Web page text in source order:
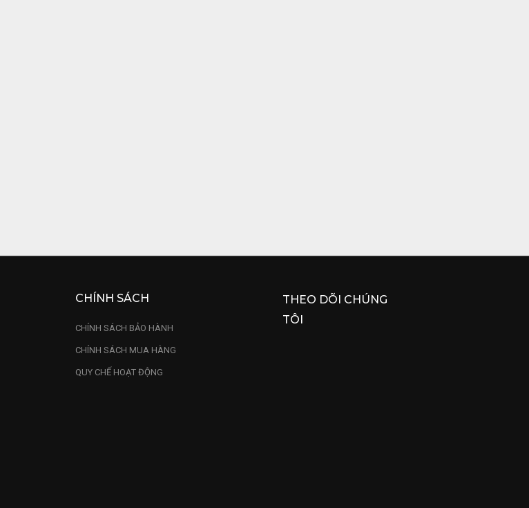
CHÍNH SÁCH
CHÍNH SÁCH BẢO HÀNH
CHÍNH SÁCH MUA HÀNG
QUY CHẾ HOẠT ĐỘNG
THEO DÕI CHÚNG
TÔI